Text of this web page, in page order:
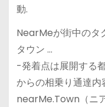
動.
NearMeが街中のタ
タウン …
-発着点は展開する
からの相乗り通達内
nearMe.Town（ニ